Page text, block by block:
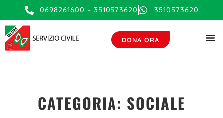
0698261600 – 3510573620 3510573620
DONA ORA
CATEGORIA: SOCIALE